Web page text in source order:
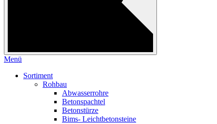
Menü
Sortiment
Rohbau
Abwasserrohre
Betonspachtel
Betonstürze
Bims- Leichtbetonsteine